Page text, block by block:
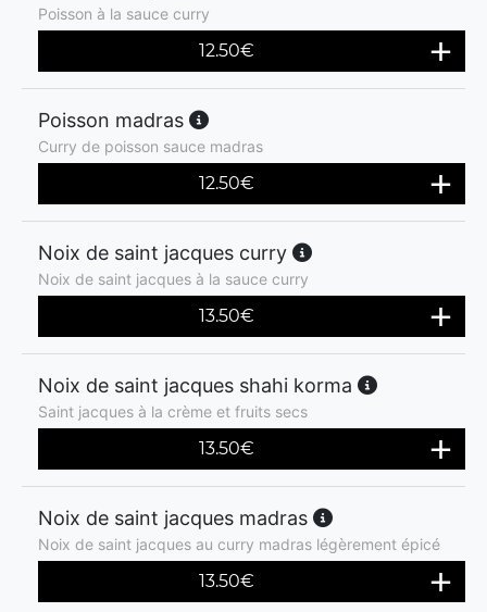
Poisson à la sauce curry
12.50€
Poisson madras
Curry de poisson sauce madras
12.50€
Noix de saint jacques curry
Noix de saint jacques à la sauce curry
13.50€
Noix de saint jacques shahi korma
Saint jacques à la crème et fruits secs
13.50€
Noix de saint jacques madras
Noix de saint jacques au curry madras légèrement épicé
13.50€